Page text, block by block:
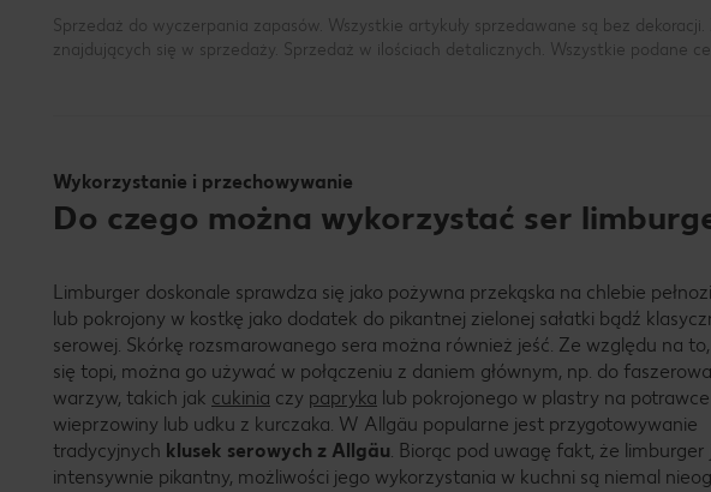
Sprzedaż do wyczerpania zapasów. Wszystkie artykuły sprzedawane są bez
znajdujących się w sprzedaży. Sprzedaż w ilościach detalicznych. Wszystkie podane
Wykorzystanie i przechowywanie
Do czego można wykorzystać ser
Limburger doskonale sprawdza się jako pożywna przekąska na chlebie
lub pokrojony w kostkę jako dodatek do pikantnej zielonej sałatki bądź
serowej. Skórkę rozsmarowanego sera można również jeść. Ze względu na
się topi, można go używać w połączeniu z daniem głównym, np. do
warzyw, takich jak cukinia czy papryka lub pokrojonego w plastry na
wieprzowiny lub udku z kurczaka. W Allgäu popularne jest przygotowywanie
tradycyjnych klusek serowych z Allgäu. Biorąc pod uwagę fakt, że limburger
intensywnie pikantny, możliwości jego wykorzystania w kuchni są niemal